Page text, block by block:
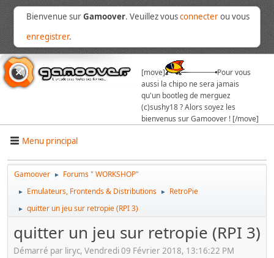
Bienvenue surGamoover. Veuillez vousconnecterou vous
enregistrer.
[move]
Pour vous
aussi la chipo ne sera jamais
qu'un bootleg de merguez
(c)sushy18 ? Alors soyez les
bienvenus sur Gamoover ! [/move]
Menu principal
Gamoover ► Forums " WORKSHOP"
► Emulateurs, Frontends & Distributions ► RetroPie
► quitter un jeu sur retropie (RPI 3)
quitter un jeu sur retropie (RPI 3)
Démarré par liryc, Vendredi 09 Février 2018, 13:16:22 PM